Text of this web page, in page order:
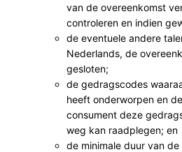
van de overeenkomst
controleren en indien
de eventuele andere
Nederlands, de
gesloten;
de gedragscodes
heeft onderworpen en
consument deze
weg kan raadplegen; en
de minimale duur van